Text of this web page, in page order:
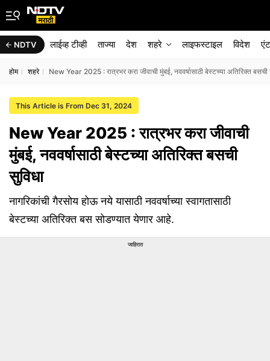
NDTV लाईव्ह टीव्ही ताज्या देश शहरे लाइफस्टाइल विदेश
होम शहरे New Year 2025 : रात्रभर करा जीवाची मुंबई, नववर्षासाठी बेस्टच्या अतिरिक्त
This Article is From Dec 31, 2024
New Year 2025 : रात्रभर करा जीवाची
मुंबई, नववर्षासाठी बेस्टच्या अतिरिक्त बसची
सुविधा
नागरिकांची गैरसोय होऊ नये यासाठी नववर्षाच्या स्वागतासाठी
बेस्टच्या अतिरिक्त बस सोडण्यात येणार आहे.
जाहिरात